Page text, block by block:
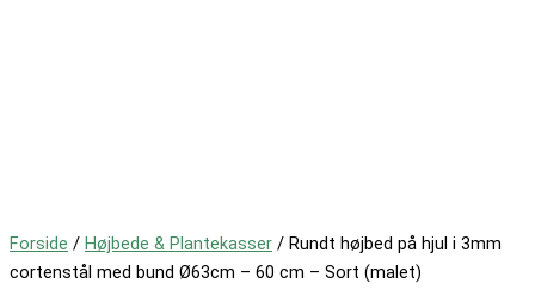
Forside / Højbede & Plantekasser / Rundt højbed på hjul i 3mm
cortenstål med bund Ø63cm – 60 cm – Sort (malet)